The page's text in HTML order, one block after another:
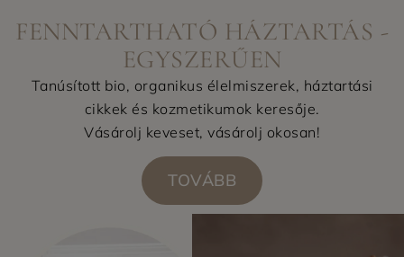
FENNTARTHATÓ HÁZTARTÁS -
EGYSZERŰEN
Tanúsított bio, organikus élelmiszerek, háztartási
cikkek és kozmetikumok keresője.
Vásárolj keveset, vásárolj okosan!
TOVÁBB